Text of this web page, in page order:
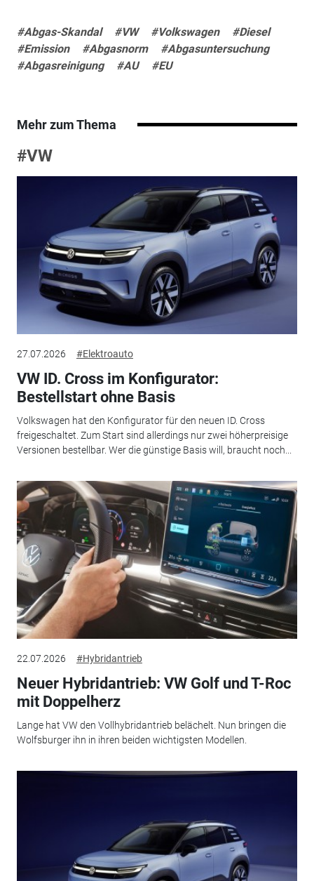
#Abgas-Skandal #VW #Volkswagen
#Diesel
#Emission
#Abgasnorm
#Abgasuntersuchung
#Abgasreinigung
#AU #EU
Mehr zum Thema
#VW
27.07.2026 #Elektroauto
VW ID. Cross im Konfigurator:
Bestellstart ohne Basis
Volkswagen hat den Konfigurator für den neuen ID. Cross
freigeschaltet. Zum Start sind allerdings nur zwei höherpreisige
Versionen bestellbar. Wer die günstige Basis will, braucht noch...
22.07.2026 #Hybridantrieb
Neuer Hybridantrieb: VW Golf und T-Roc
mit Doppelherz
Lange hat VW den Vollhybridantrieb belächelt. Nun bringen die
Wolfsburger ihn in ihren beiden wichtigsten Modellen.